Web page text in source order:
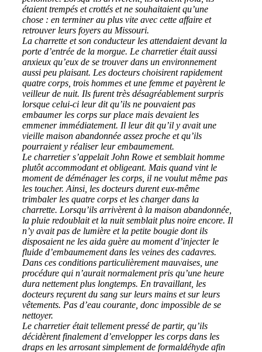
étaient trempés et crottés et ne souhaitaient qu’une
chose : en terminer au plus vite avec cette affaire et
retrouver leurs foyers au Missouri.
La charrette et son conducteur les attendaient devant la
porte d’entrée de la morgue. Le charretier était aussi
anxieux qu’eux de se trouver dans un environnement
aussi peu plaisant. Les docteurs choisirent rapidement
quatre corps, trois hommes et une femme et payèrent le
veilleur de nuit. Ils furent très désagréablement surpris
lorsque celui-ci leur dit qu’ils ne pouvaient pas
embaumer les corps sur place mais devaient les
emmener immédiatement. Il leur dit qu’il y avait une
vieille maison abandonnée assez proche et qu’ils
pourraient y réaliser leur embaumement.
Le charretier s’appelait John Rowe et semblait homme
plutôt accommodant et obligeant. Mais quand vint le
moment de déménager les corps, il ne voulut même pas
les toucher. Ainsi, les docteurs durent eux-même
trimbaler les quatre corps et les charger dans la
charrette. Lorsqu’ils arrivèrent à la maison abandonnée,
la pluie redoublait et la nuit semblait plus noire encore. Il
n’y avait pas de lumière et la petite bougie dont ils
disposaient ne les aida guère au moment d’injecter le
fluide d’embaumement dans les veines des cadavres.
Dans ces conditions particulièrement mauvaises, une
procédure qui n’aurait normalement pris qu’une heure
dura nettement plus longtemps. En travaillant, les
docteurs reçurent du sang sur leurs mains et sur leurs
vêtements. Pas d’eau courante, donc impossible de se
nettoyer.
Le charretier était tellement pressé de partir, qu’ils
décidèrent finalement d’envelopper les corps dans les
draps en les arrosant simplement de formaldéhyde afin